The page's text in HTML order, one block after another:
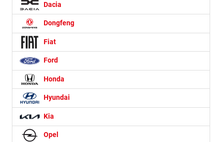
Dacia
Dongfeng
Fiat
Ford
Honda
Hyundai
Kia
Opel